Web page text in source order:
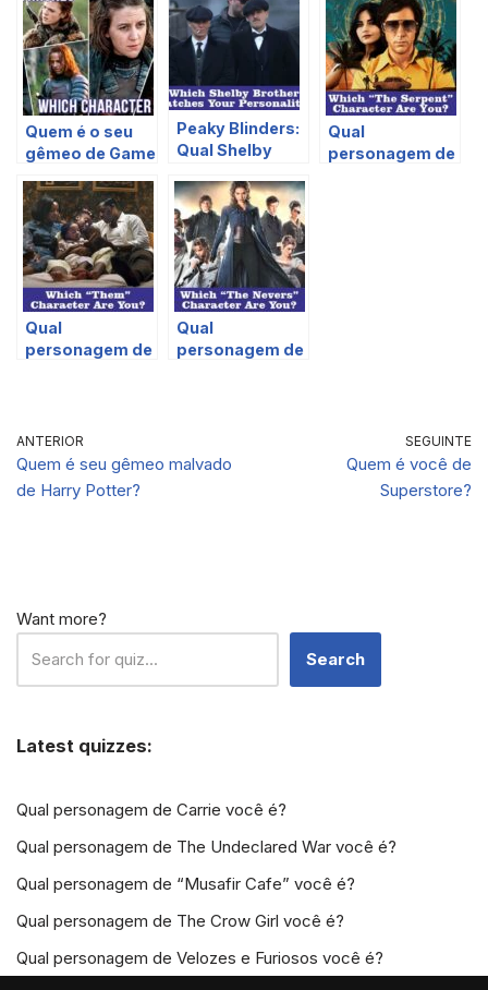
Quem é o seu
gêmeo de Game
Peaky Blinders:
Qual Shelby
combina com
sua
personalidade?
Qual
personagem de
Qual
personagem de
Qual
personagem de
ANTERIOR
Quem é seu gêmeo malvado
de Harry Potter?
SEGUINTE
Quem é você de
Superstore?
Want more?
Search
Latest quizzes:
Qual personagem de Carrie você é?
Qual personagem de The Undeclared War você é?
Qual personagem de “Musafir Cafe” você é?
Qual personagem de The Crow Girl você é?
Qual personagem de Velozes e Furiosos você é?